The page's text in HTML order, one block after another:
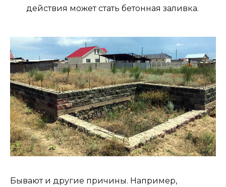
действия может стать бетонная заливка.
Бывают и другие причины. Например,